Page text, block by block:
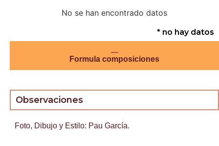
No se han encontrado datos
* no hay datos
Formula composiciones
Observaciones
Foto, Dibujo y Estilo: Pau García.